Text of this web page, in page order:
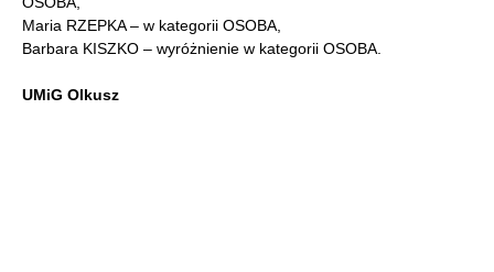
Maria RZEPKA – w kategorii OSOBA,
Barbara KISZKO – wyróżnienie w kategorii OSOBA.
UMiG Olkusz